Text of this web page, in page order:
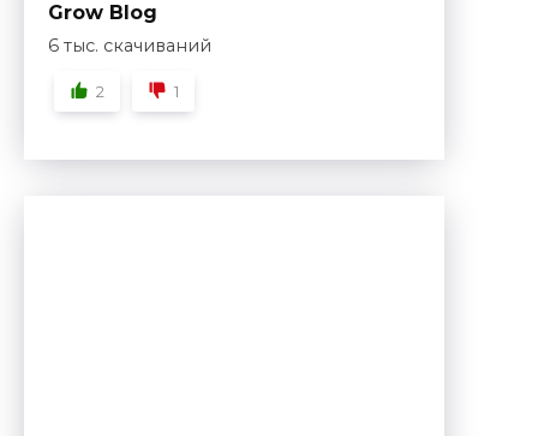
Grow Blog
6 тыс. скачиваний
2 1